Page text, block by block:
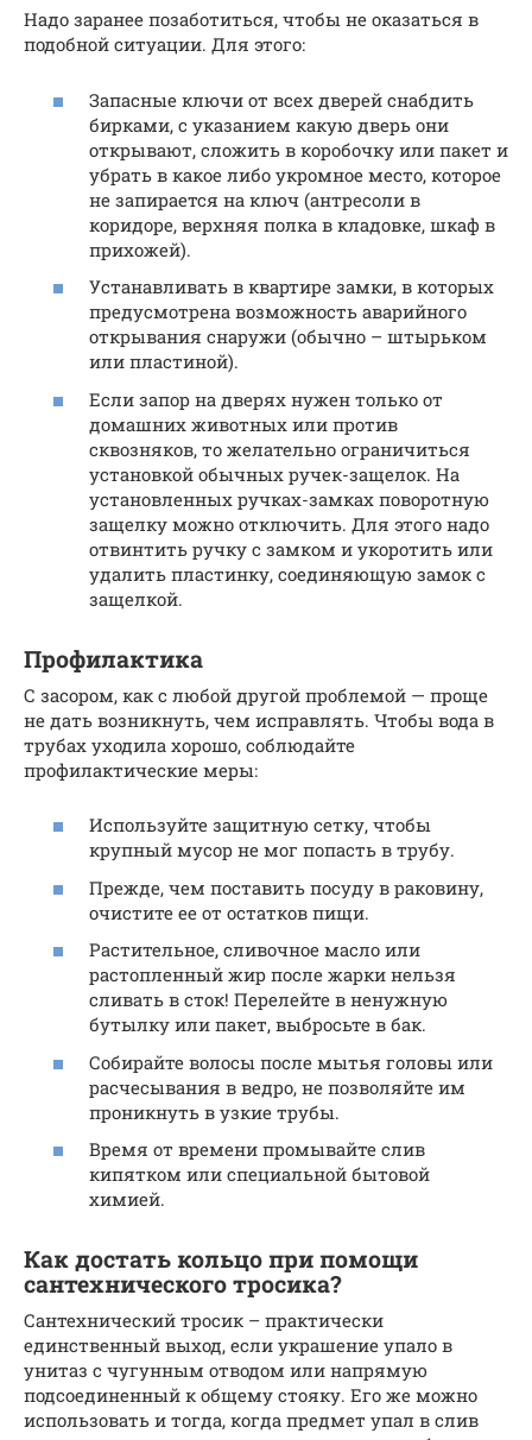
Надо заранее позаботиться, чтобы не оказаться в
подобной ситуации. Для этого:
Запасные ключи от всех дверей снабдить
бирками, с указанием какую дверь они
открывают, сложить в коробочку или пакет и
убрать в какое либо укромное место, которое
не запирается на ключ (антресоли в
коридоре, верхняя полка в кладовке, шкаф в
прихожей).
Устанавливать в квартире замки, в которых
предусмотрена возможность аварийного
открывания снаружи (обычно – штырьком
или пластиной).
Если запор на дверях нужен только от
домашних животных или против
сквозняков, то желательно ограничиться
установкой обычных ручек-защелок. На
установленных ручках-замках поворотную
защелку можно отключить. Для этого надо
отвинтить ручку с замком и укоротить или
удалить пластинку, соединяющую замок с
защелкой.
Профилактика
С засором, как с любой другой проблемой — проще
не дать возникнуть, чем исправлять. Чтобы вода в
трубах уходила хорошо, соблюдайте
профилактические меры:
Используйте защитную сетку, чтобы
крупный мусор не мог попасть в трубу.
Прежде, чем поставить посуду в раковину,
очистите ее от остатков пищи.
Растительное, сливочное масло или
растопленный жир после жарки нельзя
сливать в сток! Перелейте в ненужную
бутылку или пакет, выбросьте в бак.
Собирайте волосы после мытья головы или
расчесывания в ведро, не позволяйте им
проникнуть в узкие трубы.
Время от времени промывайте слив
кипятком или специальной бытовой
химией.
Как достать кольцо при помощи
сантехнического тросика?
Сантехнический тросик – практически
единственный выход, если украшение упало в
унитаз с чугунным отводом или напрямую
подсоединенный к общему стояку. Его же можно
использовать и тогда, когда предмет упал в слив